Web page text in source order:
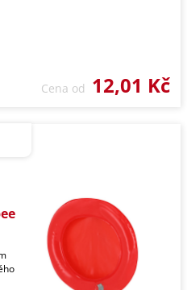
Cena od 12,01 Kč